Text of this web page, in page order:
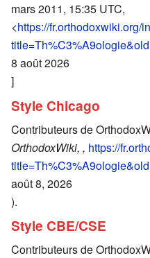
mars 2011, 15:35 UTC,
<https://fr.orthodoxwiki.org/
8 août 2026
]
Style Chicago
Contributeurs de
OrthodoxWiki, , https://
août 8, 2026
).
Style CBE/CSE
Contributeurs de